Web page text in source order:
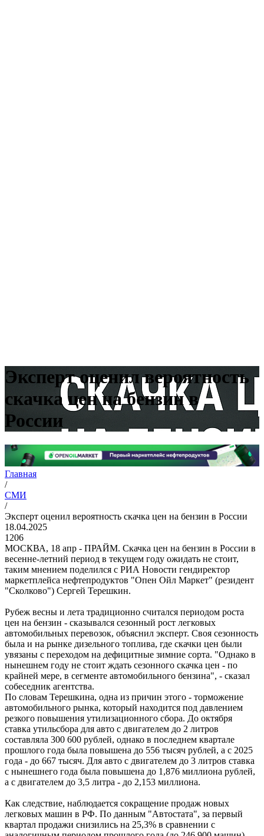
Эксперт оценил вероятность
скачка цен на бензин в
России
Главная
/
СМИ
/
Эксперт оценил вероятность скачка цен на бензин в России
18.04.2025
1206
МОСКВА, 18 апр - ПРАЙМ. Скачка цен на бензин в России в
весенне-летний период в текущем году ожидать не стоит,
таким мнением поделился с РИА Новости гендиректор
маркетплейса нефтепродуктов "Опен Ойл Маркет" (резидент
"Сколково") Сергей Терешкин.
Рубеж весны и лета традиционно считался периодом роста
цен на бензин - сказывался сезонный рост легковых
автомобильных перевозок, объяснил эксперт. Своя сезонность
была и на рынке дизельного топлива, где скачки цен были
увязаны с переходом на дефицитные зимние сорта. "Однако в
нынешнем году не стоит ждать сезонного скачка цен - по
крайней мере, в сегменте автомобильного бензина", - сказал
собеседник агентства.
По словам Терешкина, одна из причин этого - торможение
автомобильного рынка, который находится под давлением
резкого повышения утилизационного сбора. До октября
ставка утильсбора для авто с двигателем до 2 литров
составляла 300 600 рублей, однако в последнем квартале
прошлого года была повышена до 556 тысяч рублей, а с 2025
года - до 667 тысяч. Для авто с двигателем до 3 литров ставка
с нынешнего года была повышена до 1,876 миллиона рублей,
а с двигателем до 3,5 литра - до 2,153 миллиона.
Как следствие, наблюдается сокращение продаж новых
легковых машин в РФ. По данным "Автостата", за первый
квартал продажи снизились на 25,3% в сравнении с